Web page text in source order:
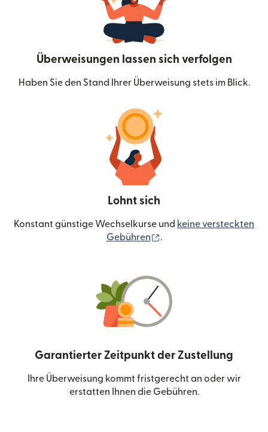
Überweisungen lassen sich verfolgen
Haben Sie den Stand Ihrer Überweisung stets im Blick.
Lohnt sich
Konstant günstige Wechselkurse und keine versteckten
Gebühren
.
Garantierter Zeitpunkt der Zustellung
Ihre Überweisung kommt fristgerecht an oder wir
erstatten Ihnen die Gebühren.